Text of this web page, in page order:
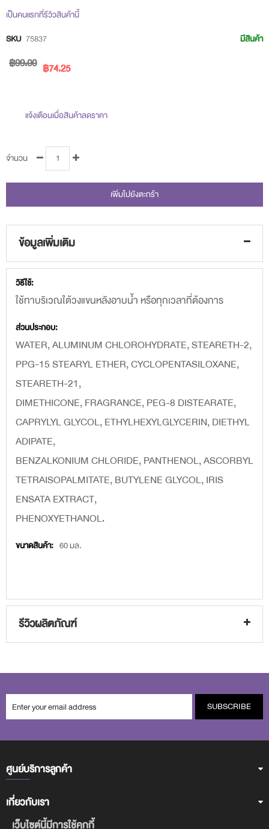
เว็บไซต์นี้มีการใช้คุกกี้
เป็นคนแรกที่รีวิวสินค้านี้
มีสินค้า
SKU 75837
฿74.25
฿99.00
แจ้งเตือนเมื่อสินค้าลดราคา
จำนวน
เพิ่มไปยังตะกร้า
the
of
the
ข้อมูลเพิ่มเติม
ข้อมูล
เพิ่ม
เติม
ใช้ทาบริเวณใต้วงแขนหลังอาบน้ำ หรือทุกเวลาที่ต้องการ
WATER, ALUMINUM CHLOROHYDRATE, STEARETH-2,
PPG-15 STEARYL ETHER, CYCLOPENTASILOXANE,
STEARETH-21,
DIMETHICONE, FRAGRANCE, PEG-8 DISTEARATE,
CAPRYLYL GLYCOL, ETHYLHEXYLGLYCERIN, DIETHYL
ADIPATE,
BENZALKONIUM CHLORIDE, PANTHENOL, ASCORBYL
TETRAISOPALMITATE, BUTYLENE GLYCOL, IRIS
ENSATA EXTRACT,
PHENOXYETHANOL.
60 มล.
รีวิวผลิตภัณฑ์
SUBSCRIBE
ศูนย์บริการลูกค้า
เกี่ยวกับเรา